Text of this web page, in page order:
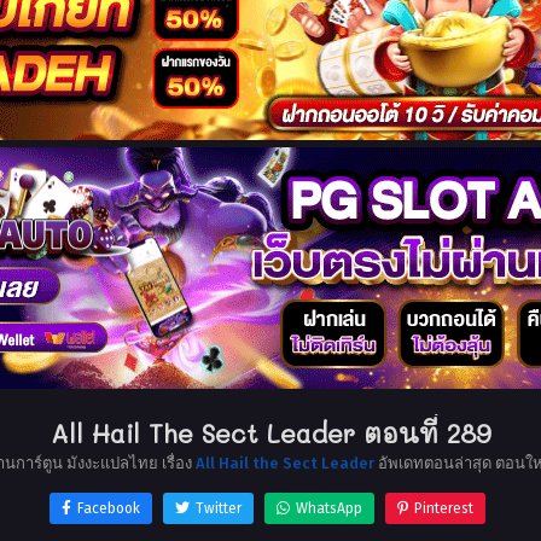
All Hail The Sect Leader ตอนที่ 289
นการ์ตูน มังงะแปลไทย เรื่อง All Hail the Sect Leader อัพเดทตอนล่าสุด ตอนใ
Facebook Twitter WhatsApp Pinterest